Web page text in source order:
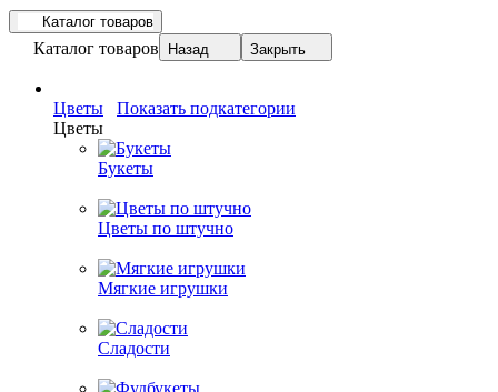
Каталог товаров
Каталог товаров Назад Закрыть
Цветы
Показать подкатегории
Цветы
Букеты
Цветы по штучно
Мягкие игрушки
Сладости